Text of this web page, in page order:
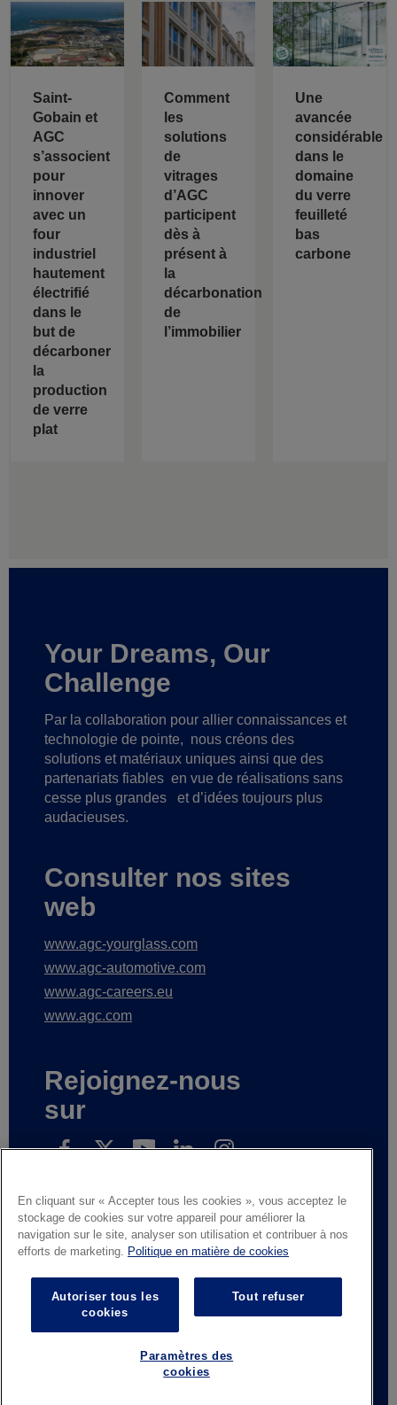
Saint-
Gobain et
AGC
s’associent
pour
innover
avec un
four
industriel
hautement
électrifié
dans le
but de
décarboner
la
production
de verre
plat
Comment
les
solutions
de
vitrages
d’AGC
participent
dès à
présent à
la
décarbonation
de
l’immobilier
Une
avancée
considérable
dans le
domaine
du verre
feuilleté
bas
carbone
Your Dreams, Our
Challenge
Par la collaboration pour allier connaissances et
technologie de pointe, nous créons des
solutions et matériaux uniques ainsi que des
partenariats fiables en vue de réalisations sans
cesse plus grandes
et d’idées toujours plus
audacieuses.
Consulter nos sites
web
www.agc-yourglass.com
www.agc-automotive.com
www.agc-careers.eu
www.agc.com
Rejoignez-nous
sur
Mentions légales
Avis de confidentialité
Fournisseurs et partenaires commerciaux
Conditions générales de vente
Inscrivez-vous pour recevoir nos nouvelles
En cliquant sur « Accepter tous les cookies », vous acceptez le
stockage de cookies sur votre appareil pour améliorer la
navigation sur le site, analyser son utilisation et contribuer à nos
efforts de marketing. Politique en matière de cookies
Autoriser tous les
cookies
Tout refuser
Paramètres des
cookies